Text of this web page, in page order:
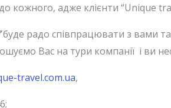
кожного, адже клієнти “Unique
буде радо співпрацювати з вами
Вас на тури компанії і ви
travel.com.ua,